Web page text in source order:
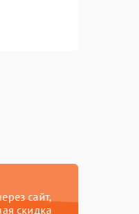
сайт,
скидка